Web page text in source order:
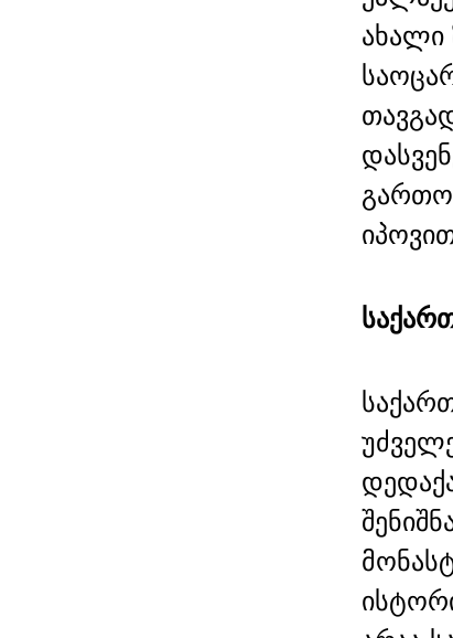
ახალი